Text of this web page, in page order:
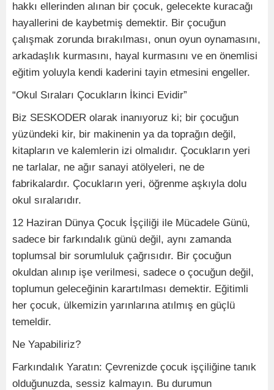
hakkı ellerinden alınan bir çocuk, gelecekte kuracağı
hayallerini de kaybetmiş demektir. Bir çocuğun
çalışmak zorunda bırakılması, onun oyun oynamasını,
arkadaşlık kurmasını, hayal kurmasını ve en önemlisi
eğitim yoluyla kendi kaderini tayin etmesini engeller.
“Okul Sıraları Çocukların İkinci Evidir”
Biz SESKODER olarak inanıyoruz ki; bir çocuğun
yüzündeki kir, bir makinenin ya da toprağın değil,
kitapların ve kalemlerin izi olmalıdır. Çocukların yeri
ne tarlalar, ne ağır sanayi atölyeleri, ne de
fabrikalardır. Çocukların yeri, öğrenme aşkıyla dolu
okul sıralarıdır.
12 Haziran Dünya Çocuk İşçiliği ile Mücadele Günü,
sadece bir farkındalık günü değil, aynı zamanda
toplumsal bir sorumluluk çağrısıdır. Bir çocuğun
okuldan alınıp işe verilmesi, sadece o çocuğun değil,
toplumun geleceğinin karartılması demektir. Eğitimli
her çocuk, ülkemizin yarınlarına atılmış en güçlü
temeldir.
Ne Yapabiliriz?
Farkındalık Yaratın: Çevrenizde çocuk işçiliğine tanık
olduğunuzda, sessiz kalmayın. Bu durumun